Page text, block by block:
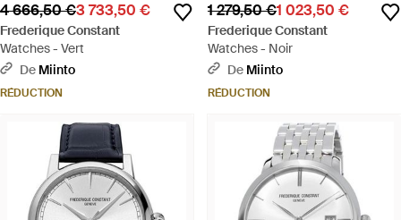
4 666,50 €3 733,50 €
Frederique Constant
Watches - Vert
De Miinto
RÉDUCTION
1 279,50 €1 023,50 €
Frederique Constant
Watches - Noir
De Miinto
RÉDUCTION